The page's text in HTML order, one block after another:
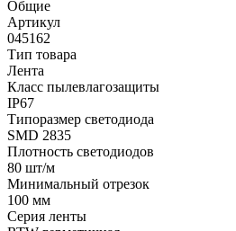
Общие
Артикул
045162
Тип товара
Лента
Класс пылевлагозащиты
IP67
Типоразмер светодиода
SMD 2835
Плотность светодиодов
80 шт/м
Минимальный отрезок
100 мм
Серия ленты